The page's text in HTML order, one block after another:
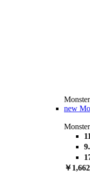
Monster
new
Monster
￥